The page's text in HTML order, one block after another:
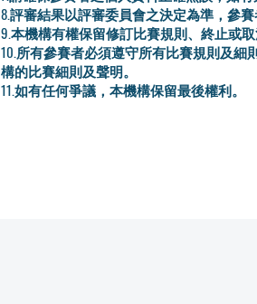
8.評審結果以評審委員會之決定為準，參
9.本機構有權保留修訂比賽規則、終止或
10.所有參賽者必須遵守所有比賽規則及
構的比賽細則及聲明。
11.如有任何爭議，本機構保留最後權利。